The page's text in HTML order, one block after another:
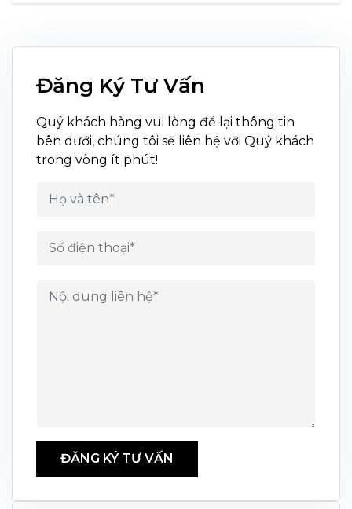
Đăng Ký Tư Vấn
Quý khách hàng vui lòng để lại thông tin
bên dưới, chúng tôi sẽ liên hệ với Quý khách
trong vòng ít phút!
ĐĂNG KÝ TƯ VẤN